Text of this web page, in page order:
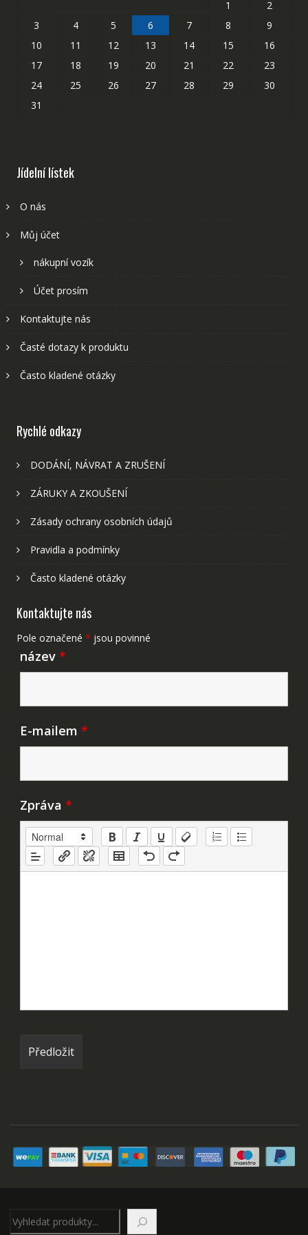
1
2
3
4 5 6 7 8
9
10
11 12 13 14 15
16
17
18 19 20 21 22
23
24
25 26 27 28 29
30
31
Jídelní lístek
O nás
Můj účet
nákupní vozík
Účet prosím
Kontaktujte nás
Časté dotazy k produktu
Často kladené otázky
Rychlé odkazy
DODÁNÍ, NÁVRAT A ZRUŠENÍ
ZÁRUKY A ZKOUŠENÍ
Zásady ochrany osobních údajů
Pravidla a podmínky
Často kladené otázky
Kontaktujte nás
Pole označené * jsou povinné
název *
E-mailem *
Zpráva *